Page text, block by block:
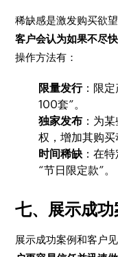
稀缺感是激发购买欲
客户会认为如果不尽
操作方法有：
限量发行：限
100套”。
独家发布 ：为
权，增加其购买
时间稀缺 ：在
“节日限定款”。
七、展示成
展示成功案例和客户